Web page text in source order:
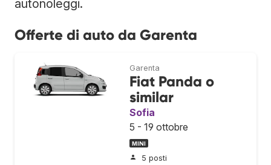
autonoleggi.
Offerte di auto da Garenta
Garenta
Fiat Panda o
similar
Sofia
5 - 19 ottobre
MINI
5 posti